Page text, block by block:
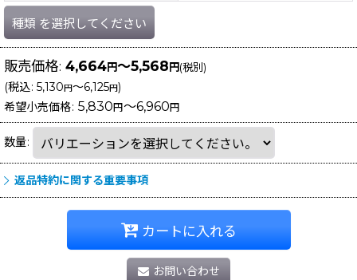
種類 を選択してください
販売価格: 4,664円～5,568円(税別)
(税込: 5,130 円～6,125円)
希望小売価格: 5,830 円 ～6,960 円
数量:
返品特約に関する重要事項
カートに入れる
お問い合わせ